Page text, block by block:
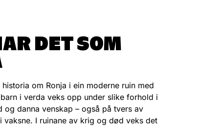
DET SOM
om Ronja i ein moderne ruin med
i verda veks opp under slike forhold i
danna venskap – også på tvers av
I ruinane av krig og død veks det